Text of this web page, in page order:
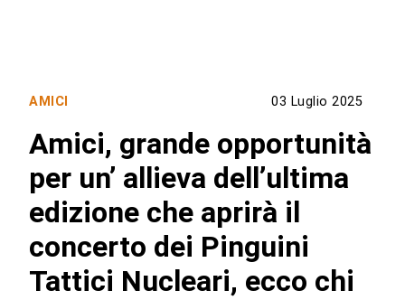
AMICI 03 Luglio 2025
Amici, grande opportunità
per un’ allieva dell’ultima
edizione che aprirà il
concerto dei Pinguini
Tattici Nucleari, ecco chi